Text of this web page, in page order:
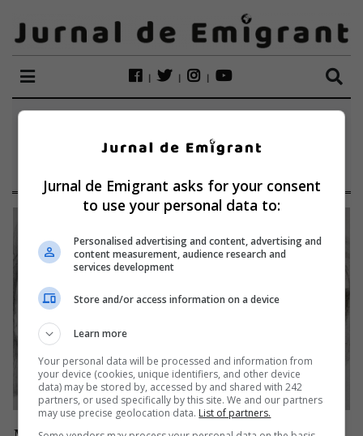
ETICHETĂ:
NEIDENTIFICATA
Jurnal de Emigrant asks for your consent
to use your personal data to:
Personalised advertising and content, advertising and
content measurement, audience research and
services development
Store and/or access information on a device
Learn more
Your personal data will be processed and information from
your device (cookies, unique identifiers, and other device
data) may be stored by, accessed by and shared with 242
partners, or used specifically by this site. We and our partners
may use precise geolocation data. List of partners.